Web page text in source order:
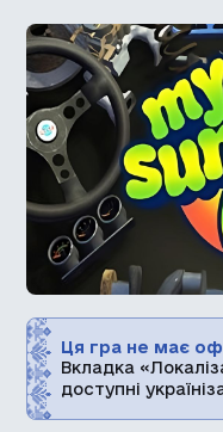
Ця гра не має
Вкладка
доступні